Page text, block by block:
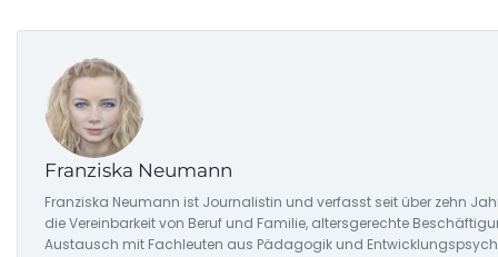
Franziska Neumann
Franziska Neumann ist Journalistin und verfasst seit über zehn
die Vereinbarkeit von Beruf und Familie, altersgerechte
Austausch mit Fachleuten aus Pädagogik und